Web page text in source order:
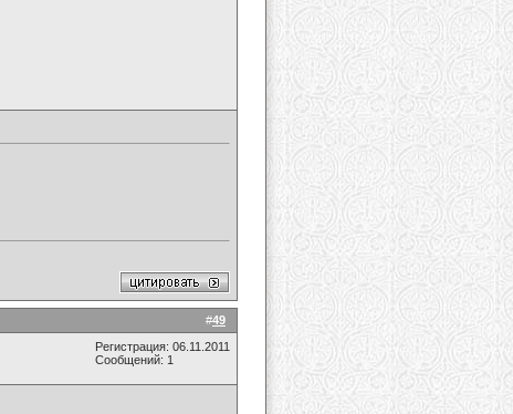
#49
Регистрация: 06.11.2011
Сообщений: 1